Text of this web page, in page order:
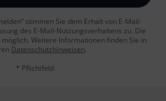
stimmen Sie dem Erhalt von E-Mail-
des E-Mail-Nutzungsverhaltens zu. Die
Weitere Informationen finden Sie in
Datenschutzhinweisen.
* Pflichtfeld